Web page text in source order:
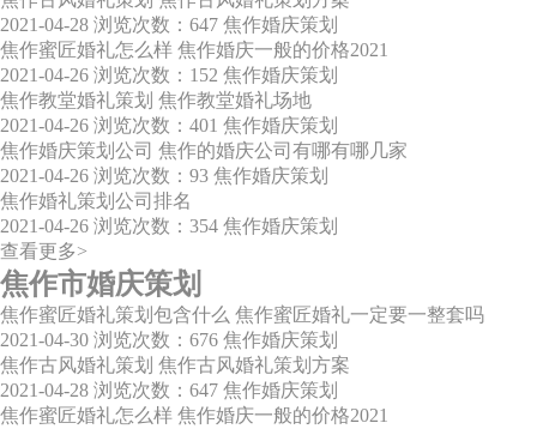
2021-04-28 浏览次数：647 焦作婚庆策划
焦作蜜匠婚礼怎么样 焦作婚庆一般的价格2021
2021-04-26 浏览次数：152 焦作婚庆策划
焦作教堂婚礼策划 焦作教堂婚礼场地
2021-04-26 浏览次数：401 焦作婚庆策划
焦作婚庆策划公司 焦作的婚庆公司有哪有哪几家
2021-04-26 浏览次数：93 焦作婚庆策划
焦作婚礼策划公司排名
2021-04-26 浏览次数：354 焦作婚庆策划
查看更多>
焦作市婚庆策划
焦作蜜匠婚礼策划包含什么 焦作蜜匠婚礼一定要一整套吗
2021-04-30 浏览次数：676 焦作婚庆策划
焦作古风婚礼策划 焦作古风婚礼策划方案
2021-04-28 浏览次数：647 焦作婚庆策划
焦作蜜匠婚礼怎么样 焦作婚庆一般的价格2021